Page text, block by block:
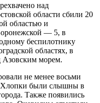
над
области сбили 20
областью и
— 5, в
беспилотнику
областях, в
Азовским морем.
не менее восьми
Хлопки были слышны в
Также появились